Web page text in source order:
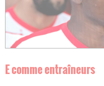
E comme entraîneurs